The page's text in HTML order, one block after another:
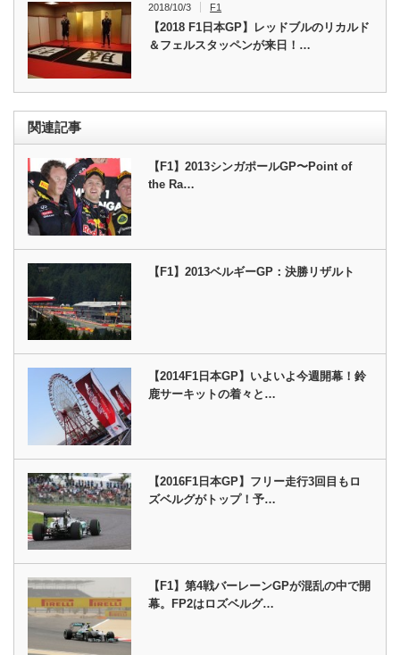
2018/10/3 F1
【2018 F1日本GP】レッドブルのリカルド
＆フェルスタッペンが来日！…
関連記事
【F1】2013シンガポールGP〜Point of
the Ra…
【F1】2013ベルギーGP：決勝リザルト
【2014F1日本GP】いよいよ今週開幕！鈴
鹿サーキットの着々と…
【2016F1日本GP】フリー走行3回目もロ
ズベルグがトップ！予…
【F1】第4戦バーレーンGPが混乱の中で開
幕。FP2はロズベルグ…